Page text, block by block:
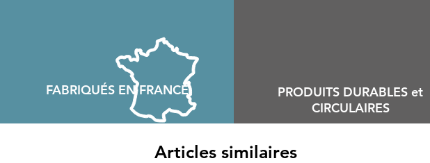
FABRIQUÉS EN FRANCE
PRODUITS DURABLES et
CIRCULAIRES
Articles similaires